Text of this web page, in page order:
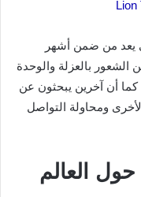
Lion
يعد من ضمن أشهر
الشعور بالعزلة والوحدة
أن آخرين يبحثون عن
ومحاولة التواصل
العالم